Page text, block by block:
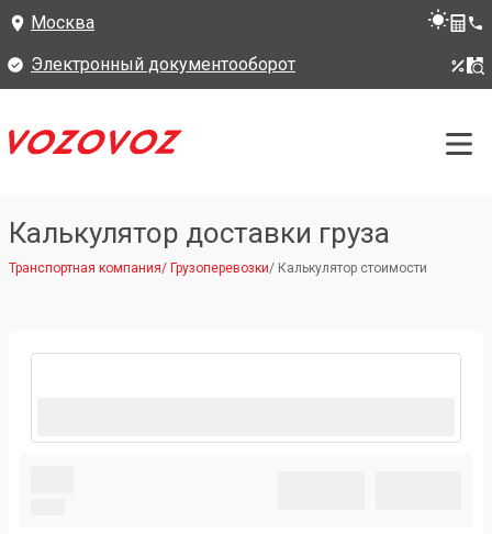
Москва
Электронный документооборот
Калькулятор доставки груза
Транспортная компания/ Грузоперевозки/ Калькулятор стоимости